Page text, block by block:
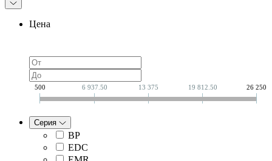
Цена
500 6 937.50 13 375 19 812.50 26 250
Серия
BP
EDC